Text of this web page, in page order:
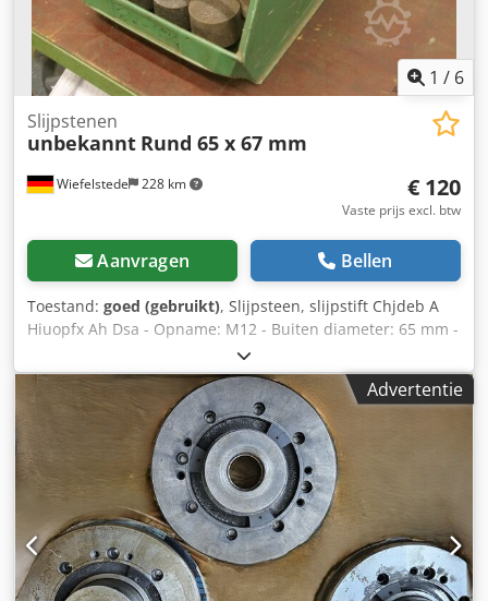
1 / 6
Wiefelstede 228 km
Slijpstenen
unbekannt Rund 65 x 67 mm
€ 120
Vaste prijs excl. btw
Aanvragen Bellen
Toestand: goed (gebruikt), Slijpsteen, slijpstift Chjdeb A
Hiuopfx Ah Dsa - Opname: M12 - Buiten diameter: 65 mm -
Lengte: 67 mm - Radius: 30 mm - Verkoop: alleen compleet
- Gewicht: 38 kg
Advertentie